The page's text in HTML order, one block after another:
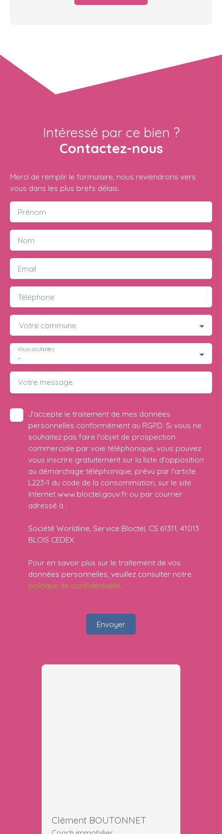
Intéressé par ce bien ?
Contactez-nous
Merci de remplir le formulaire, nous reviendrons vers
vous dans les plus brefs délais.
Prénom
Nom
Email
Téléphone
Votre commune
-
Vous souhaitez
Votre message
J'accepte le traitement de mes données
personnelles conformément au RGPD. Si vous ne
souhaitez pas faire l'objet de prospection
commerciale par voie téléphonique, vous pouvez
vous inscrire gratuitement sur la liste d'opposition
au démarchage téléphonique, prévu par l'article
L223-1 du code de la consommation, sur le site
Internet www.bloctel.gouv.fr ou par courrier
adressé à :
Société Worldline, Service Bloctel, CS 61311, 41013
BLOIS CEDEX.
Pour en savoir plus sur le traitement de vos
données personnelles, veuillez consulter notre
politique de confidentialité.
Envoyer
Clément BOUTONNET